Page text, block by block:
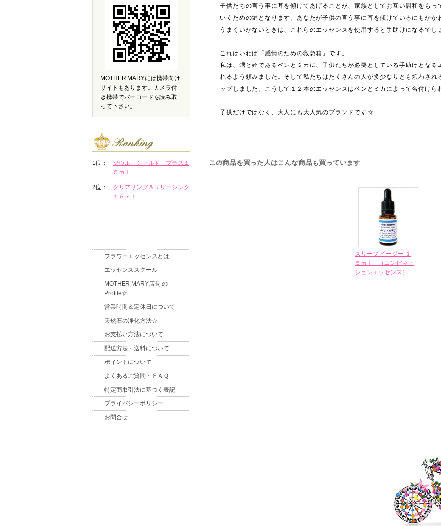
子供たちの言う事に耳を傾けてあげることが、家族としてお互い調和をもっ
いくための鍵となります。あなたが子供の言う事に耳を傾けているにもかか
うまくいかないときは、これらのエッセンスを使用すると手助けになるでし
これはいわば「感情のための救急箱」です。
私は、甥と姪であるベンとミカに、子供たちが必要としている手助けとなる
れるよう頼みました。そして私たちはたくさんの人が多少なりとも煩わされ
ップしました。こうして１２本のエッセンスはベンとミカによって名付けら
子供だけではなく、大人にも大人気のブランドです☆
この商品を買った人はこんな商品も買っています
スリープ イージー １
５ｍｌ （コンビネー
ションエッセンス）
MOTHER MARYには携帯向け
サイトもあります。カメラ付
き携帯でバーコードを読み取
って下さい。
1位：
ソウル シールド プラス１
５ｍｌ
2位：
クリアリング＆リリーシング
１５ｍｌ
フラワーエッセンスとは
エッセンススクール
MOTHER MARY店長 の
Profile☆
営業時間＆定休日について
天然石の浄化方法☆
お支払い方法について
配送方法・送料について
ポイントについて
よくあるご質問・ＦＡＱ
特定商取引法に基づく表記
プライバシーポリシー
お問合せ